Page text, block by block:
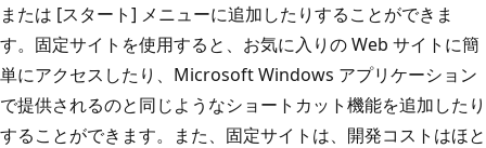
または [スタート] メニューに追加したりすることができま
す。固定サイトを使用すると、お気に入りの Web サイトに簡
単にアクセスしたり、Microsoft Windows アプリケーション
で提供されるのと同じようなショートカット機能を追加したり
することができます。また、固定サイトは、開発コストはほと